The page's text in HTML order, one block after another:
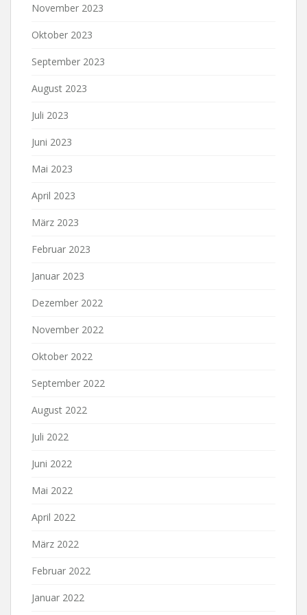
November 2023
Oktober 2023
September 2023
August 2023
Juli 2023
Juni 2023
Mai 2023
April 2023
März 2023
Februar 2023
Januar 2023
Dezember 2022
November 2022
Oktober 2022
September 2022
August 2022
Juli 2022
Juni 2022
Mai 2022
April 2022
März 2022
Februar 2022
Januar 2022